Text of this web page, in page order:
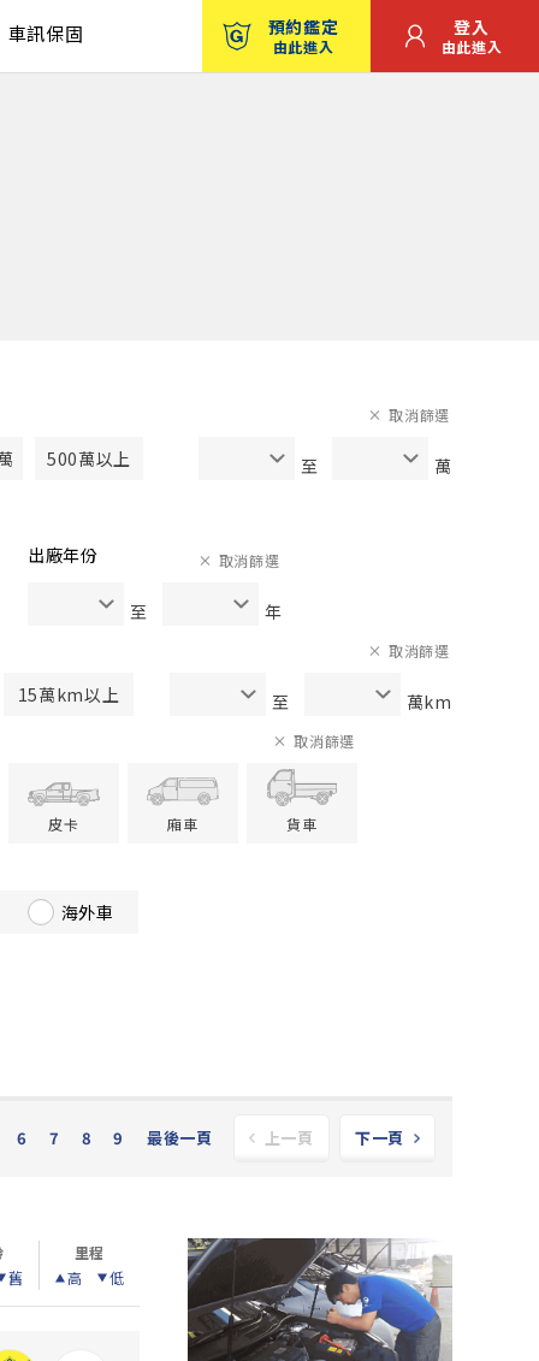
車訊保固 預約鑑定
由此進入
登入
由此進入
500萬以上 至 萬
取消篩選
出廠年份
至 年
取消篩選
15萬km以上 至 萬km
取消篩選
皮卡 廂車 貨車
取消篩選
海外車
6 7 8 9 最後一頁 上一頁 下一頁
舊
里程
高
低